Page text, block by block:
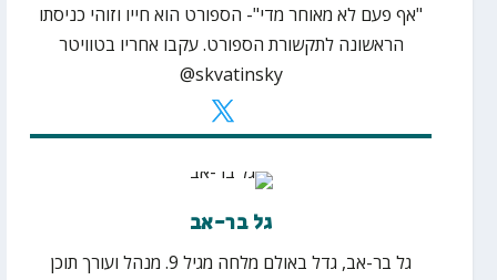
"אף פעם לא מאוחר מדי"- הספורט הוא חייו וזוהי כניסתו
הראשונה לתקשורת הספורט. עקבו אחריו בטוויטר
skvatinsky@
גל בר-אב
גל בר-אב, גדל באולם מלחה מגיל 9. מנהל ועורך תוכן